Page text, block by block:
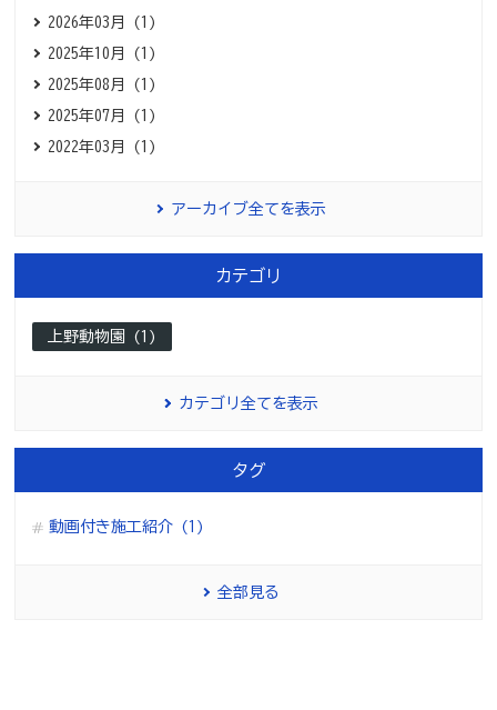
2026年03月 (1)
2025年10月 (1)
2025年08月 (1)
2025年07月 (1)
2022年03月 (1)
アーカイブ全てを表示
カテゴリ
上野動物園 (1)
カテゴリ全てを表示
タグ
動画付き施工紹介 (1)
全部見る